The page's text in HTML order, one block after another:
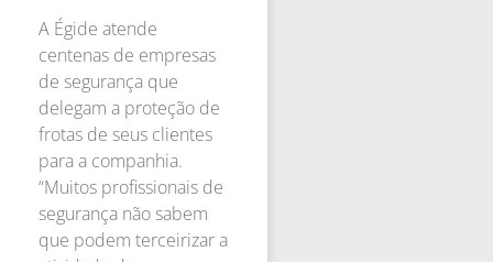
A Égide atende
centenas de empresas
de segurança que
delegam a proteção de
frotas de seus clientes
para a companhia.
“Muitos profissionais de
segurança não sabem
que podem terceirizar a